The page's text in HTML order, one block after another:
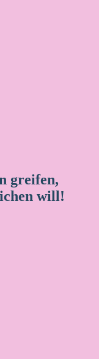
greifen,
will!